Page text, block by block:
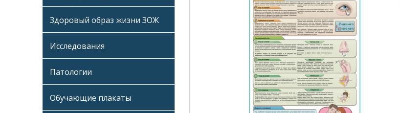
Здоровый образ жизни ЗОЖ
Исследования
Патологии
Обучающие плакаты